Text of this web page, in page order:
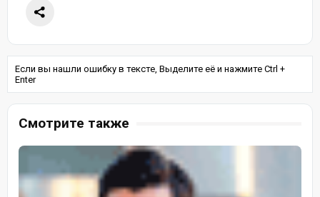
Если вы нашли ошибку в тексте, Выделите её и нажмите Ctrl +
Enter
Смотрите также